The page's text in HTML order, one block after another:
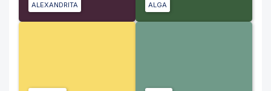
ALEXANDRITA ALGA